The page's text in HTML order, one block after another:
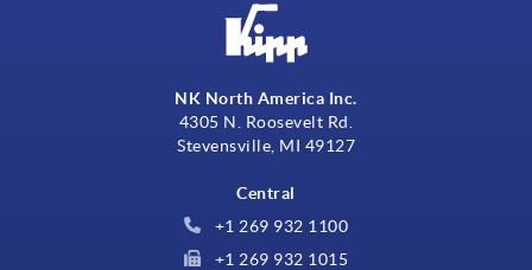
NK North America Inc.
4305 N. Roosevelt Rd.
Stevensville, MI 49127
Central
+1 269 932 1100
+1 269 932 1015